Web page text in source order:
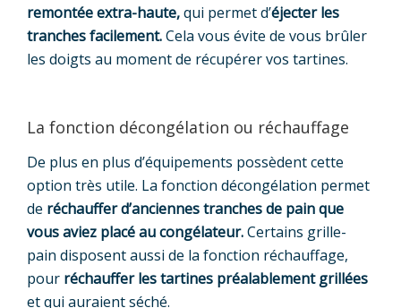
remontée extra-haute,qui permet d’éjecter les
tranches facilement.Cela vous évite de vous brûler
les doigts au moment de récupérer vos tartines.
La fonction décongélation ou réchauffage
De plus en plus d’équipements possèdent cette
option très utile. La fonction décongélation permet
de réchauffer d’anciennes tranches de pain que
vous aviez placé au congélateur.Certains grille-
pain disposent aussi de la fonction réchauffage,
pour réchauffer les tartines préalablement grillées
et qui auraient séché.